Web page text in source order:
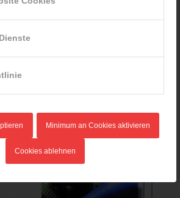
Minimum an Cookies aktivieren
Cookies ablehnen
13,20€